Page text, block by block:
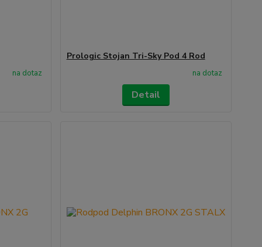
na dotaz
Prologic Stojan Tri-Sky Pod 4 Rod
na dotaz
Detail